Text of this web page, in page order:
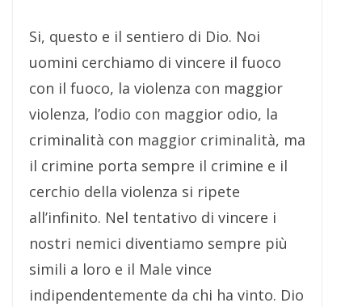
Si, questo e il sentiero di Dio. Noi
uomini cerchiamo di vincere il fuoco
con il fuoco, la violenza con maggior
violenza, l’odio con maggior odio, la
criminalità con maggior criminalità, ma
il crimine porta sempre il crimine e il
cerchio della violenza si ripete
all’infinito. Nel tentativo di vincere i
nostri nemici diventiamo sempre più
simili a loro e il Male vince
indipendentemente da chi ha vinto. Dio